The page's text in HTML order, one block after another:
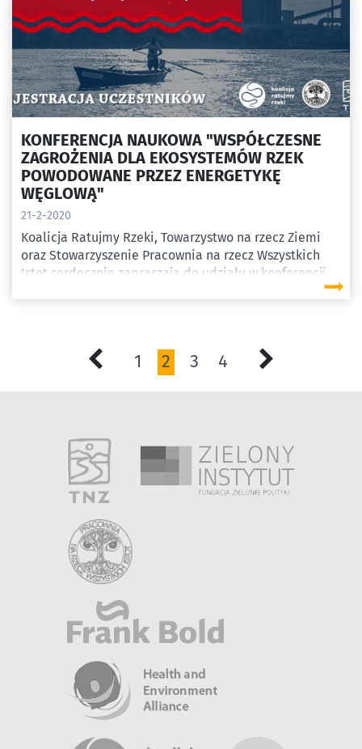
KONFERENCJA NAUKOWA "WSPÓŁCZESNE
ZAGROŻENIA DLA EKOSYSTEMÓW RZEK
POWODOWANE PRZEZ ENERGETYKĘ
WĘGLOWĄ"
21-2-2020
Koalicja Ratujmy Rzeki, Towarzystwo na rzecz Ziemi
oraz Stowarzyszenie Pracownia na rzecz Wszystkich
Istot serdecznie zapraszają do udziału w konferencji
naukowej "Współczesne zagrożenia dla ekosystemów
1 2 3 4